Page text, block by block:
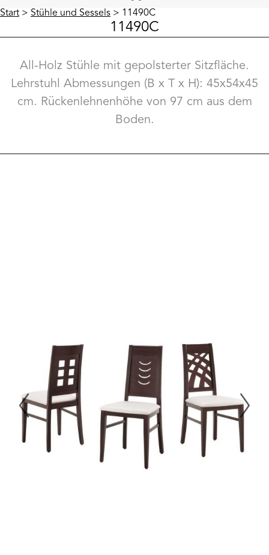
Start > Stühle und Sessels > 11490C
11490C
All-Holz Stühle mit gepolsterter Sitzfläche.
Lehrstuhl Abmessungen (B x T x H): 45x54x45
cm. Rückenlehnenhöhe von 97 cm aus dem
Boden.